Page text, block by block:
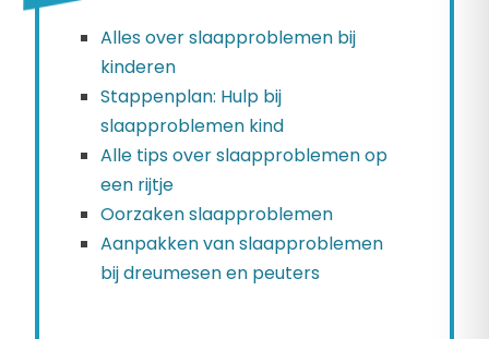
Alles over slaapproblemen bij
kinderen
Stappenplan: Hulp bij
slaapproblemen kind
Alle tips over slaapproblemen op
een rijtje
Oorzaken slaapproblemen
Aanpakken van slaapproblemen
bij dreumesen en peuters